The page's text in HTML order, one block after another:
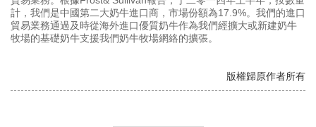
計，我們是中國第二大奶牛進口商，市場份額為17.9%。我們的進口
貿易業務通過及時從海外進口優質奶牛作為我們經擴大或新建奶牛
牧場的基礎奶牛支援我們奶牛牧場網絡的擴張。
版權歸原作者所有